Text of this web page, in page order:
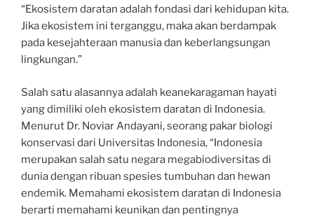
“Ekosistem daratan adalah fondasi dari kehidupan kita.
Jika ekosistem ini terganggu, maka akan berdampak
pada kesejahteraan manusia dan keberlangsungan
lingkungan.”
Salah satu alasannya adalah keanekaragaman hayati
yang dimiliki oleh ekosistem daratan di Indonesia.
Menurut Dr. Noviar Andayani, seorang pakar biologi
konservasi dari Universitas Indonesia, “Indonesia
merupakan salah satu negara megabiodiversitas di
dunia dengan ribuan spesies tumbuhan dan hewan
endemik. Memahami ekosistem daratan di Indonesia
berarti memahami keunikan dan pentingnya